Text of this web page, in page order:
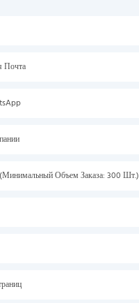
Почта
Объем Заказа: 300 Шт.)